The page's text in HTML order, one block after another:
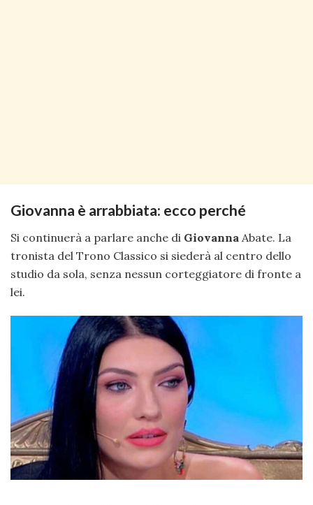
Giovanna è arrabbiata: ecco perché
Si continuerà a parlare anche di Giovanna Abate. La
tronista del Trono Classico si siederà al centro dello
studio da sola, senza nessun corteggiatore di fronte a
lei.